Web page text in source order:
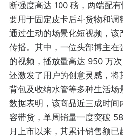
断强度高达 100 磅，两端配
要用于固定皮卡后斗货物和调
通过生动的场景化短视频，该
传播。其中，一位头部博主在
的视频，播放量高达 950 万
还激发了用户的创意灵感，将
背包及收纳水管等多种生活场
数据表明，该商品近三成时间
容带货，单周销量一度突破
月上市以来，其累计销售额